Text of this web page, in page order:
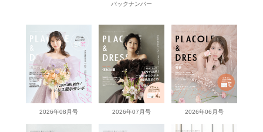
バックナンバー
2026年08月号 2026年07月号 2026年06月号